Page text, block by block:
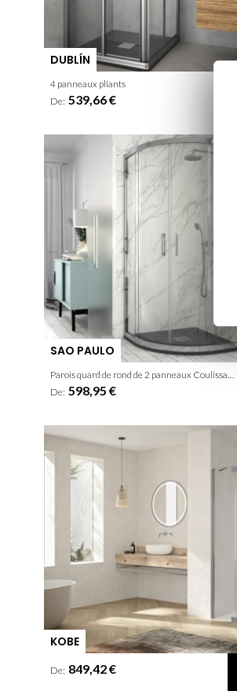
DUBLÍN
4 panneaux pliants
De: 539,66 €
SAO PAULO
De: 598,95 €
KOBE
De: 849,42 €